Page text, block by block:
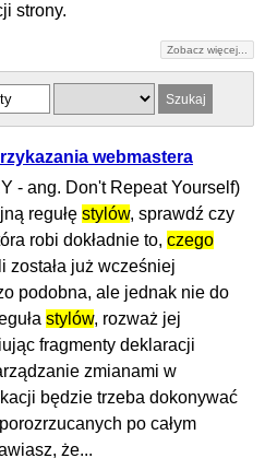
strony.
Zobacz więcej...
webmastera
- ang. Don't Repeat Yourself)
regułę stylów, sprawdź czy
robi dokładnie to, czego
została już wcześniej
podobna, ale jednak nie do
stylów, rozważ jej
fragmenty deklaracji
zmianami w
będzie trzeba dokonywać
po całym
że...